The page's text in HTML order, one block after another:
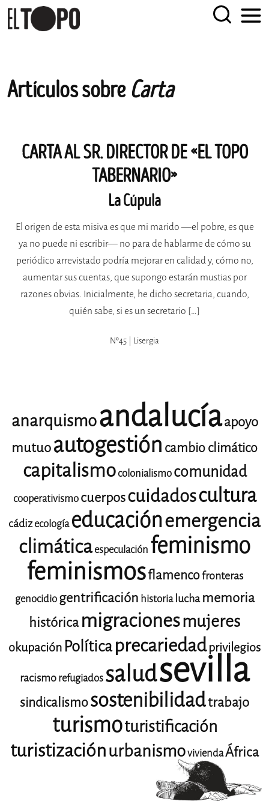
Skip
toArtículos sobreCarta
CARTA AL SR. DIRECTOR DE «EL TOPO
TABERNARIO»
La Cúpula
El origen de esta misiva es que mi marido —el pobre, es que
ya no puede ni escribir— no para de hablarme de cómo su
periódico arrevistado podría mejorar en calidad y, cómo no,
aumentar sus cuentas, que supongo estarán mustias por
razones obvias. Inicialmente, he dicho secretaria, cuando,
quién sabe, si es un secretario […]
Nº45 | Lisergia
anarquismoandalucíaapoyo
mutuoautogestión cambio climático
capitalismocolonialismocomunidad
cooperativismocuerposcuidadoscultura
cádizecología educaciónemergencia
climáticaespeculación feminismo
feminismosflamencofronteras
genocidiogentrificación historia lucha memoria
histórica migracionesmujeres
okupaciónPolíticaprecariedadprivilegios
racismorefugiadossaludsevilla
sindicalismosostenibilidadtrabajo
turismoturistificación
turistizaciónurbanismoviviendaÁfrica